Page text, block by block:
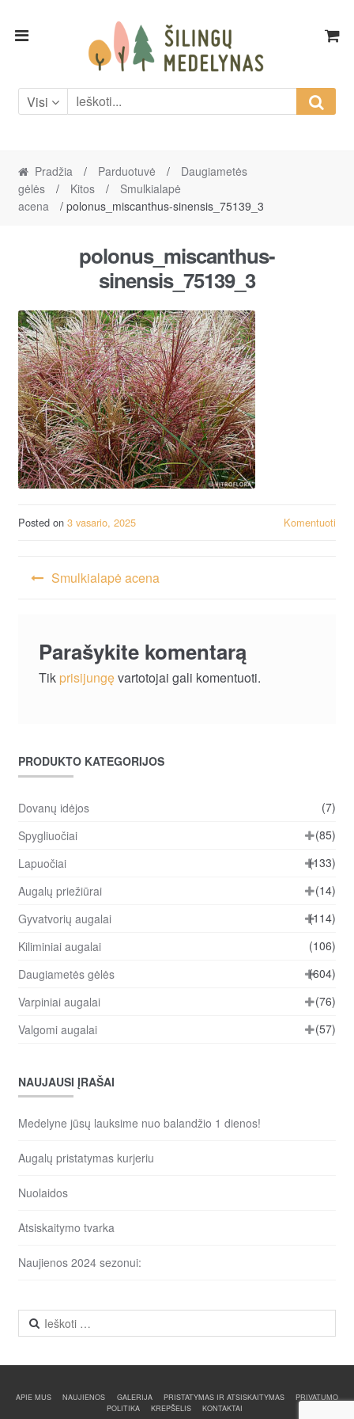
Skip
Skip
Visi
Pradžia / Parduotuvė /
Daugiametės
gėlės
/ Kitos /
Smulkialapė
acena
/ polonus_miscanthus-sinensis_75139_3
polonus_miscanthus-
sinensis_75139_3
Posted on 3 vasario, 2025 Komentuoti
Navigacija
Smulkialapė acena
Parašykite komentarą
Tik prisijungęvartotojai gali komentuoti.
PRODUKTO KATEGORIJOS
Dovanų idėjos
(7)
Spygliuočiai
(85)
Lapuočiai
(133)
Augalų priežiūrai
(14)
Gyvatvorių augalai
(114)
Kiliminiai augalai
(106)
Daugiametės gėlės
(604)
Varpiniai augalai
(76)
Valgomi augalai
(57)
NAUJAUSI ĮRAŠAI
Medelyne jūsų lauksime nuo balandžio 1 dienos!
Augalų pristatymas kurjeriu
Nuolaidos
Atsiskaitymo tvarka
Naujienos 2024 sezonui:
Ieškoti:
APIE MUS NAUJIENOS GALERIJA PRISTATYMAS IR ATSISKAITYMAS
PRIVATUMO
POLITIKA
KREPŠELIS KONTAKTAI